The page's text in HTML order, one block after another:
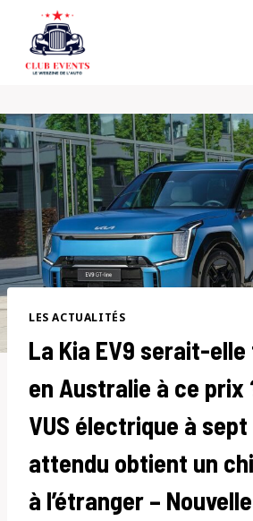
content
LES ACTUALITÉS
La Kia EV9 serait-
en Australie à ce prix
VUS électrique à
attendu obtient un
à l’étranger –